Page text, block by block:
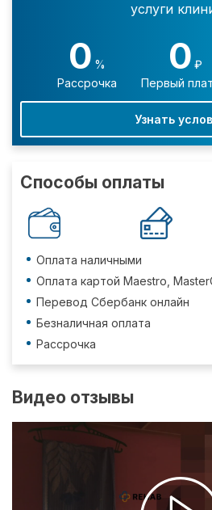
услуги
0 %
Рассрочка
0 ₽
Первый
Узнать
Способы оплаты
Оплата наличными
Оплата картой Maestro,
Перевод Сбербанк онлайн
Безналичная оплата
Рассрочка
Видео отзывы